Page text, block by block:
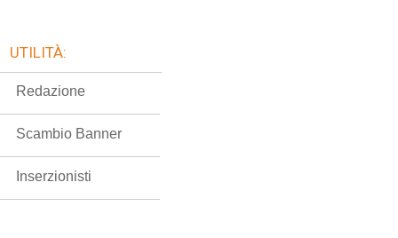
UTILITÀ:
Redazione
Scambio Banner
Inserzionisti